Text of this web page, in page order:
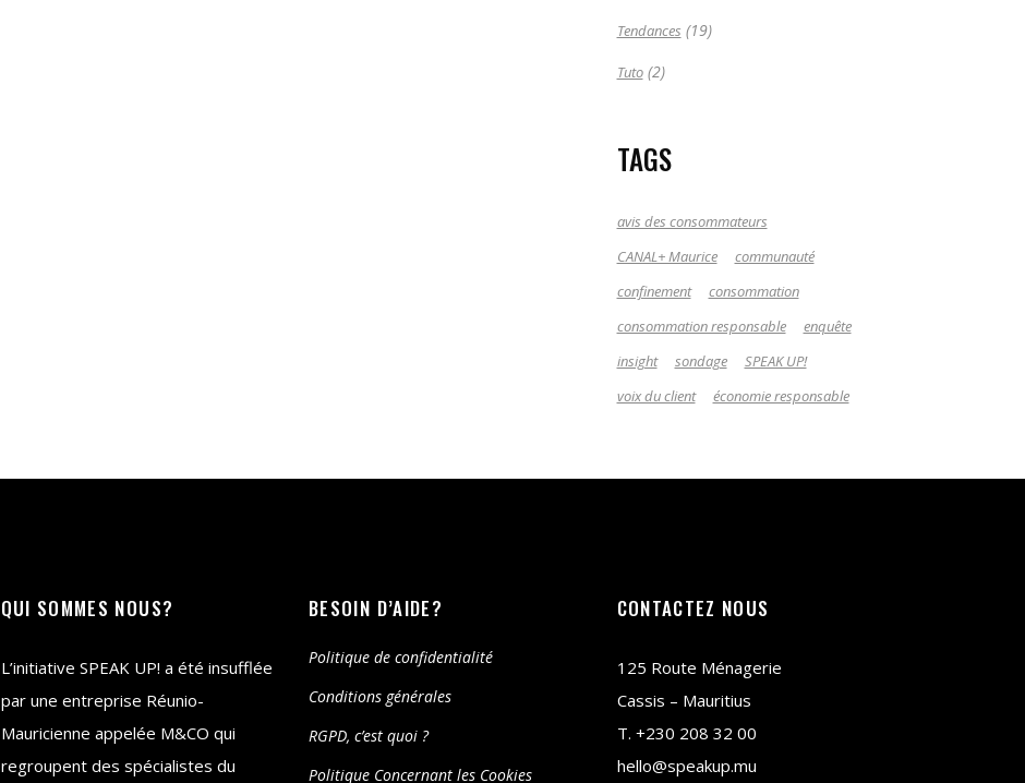
Tendances (19)
Tuto(2)
TAGS
avis des consommateurs
CANAL+ Maurice
communauté
confinement
consommation
consommation responsable
enquête
insight
sondage
SPEAK UP!
voix du client
économie responsable
QUI SOMMES NOUS?
L’initiative SPEAK UP! a été insufflée
par une entreprise Réunio-
Mauricienne appelée M&CO qui
regroupent des spécialistes du
BESOIN D’AIDE?
Politique de confidentialité
Conditions générales
RGPD, c’est quoi ?
Politique Concernant les Cookies
CONTACTEZ NOUS
125 Route Ménagerie
Cassis – Mauritius
T. +230 208 32 00
hello@speakup.mu